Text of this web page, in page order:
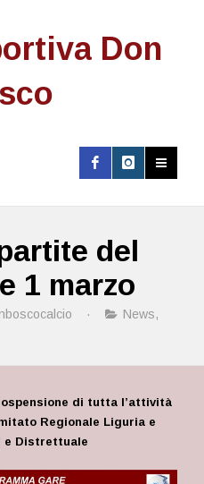
Don
del
1 marzo
· News,
di tutta l’attività
Regionale Liguria e
e Distrettuale